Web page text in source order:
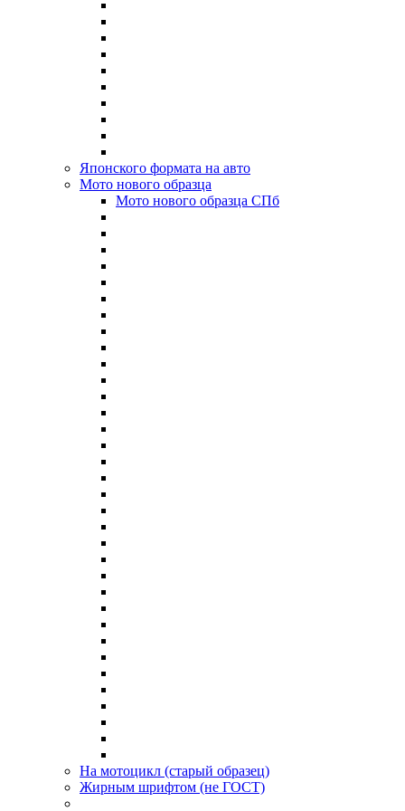
Японского формата на авто
Мото нового образца
Мото нового образца СПб
На мотоцикл (старый образец)
Жирным шрифтом (не ГОСТ)